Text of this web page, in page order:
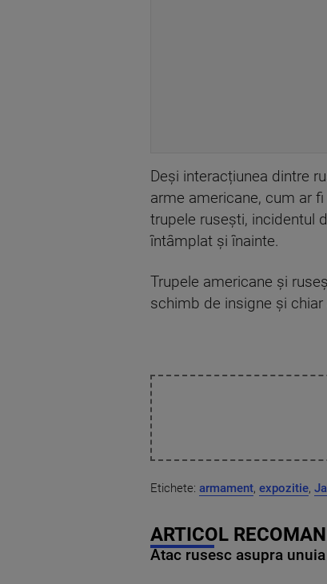
Deși interacțiunea dintre
arme americane, cum ar
trupele rusești, incidentul
întâmplat și înainte.
Trupele americane și
schimb de insigne și
Etichete: armament, expozitie,
ARTICOL
Atac rusesc asupra